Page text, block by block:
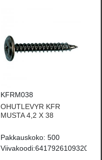
KFRM038
OHUTLEVYR KFR
MUSTA 4,2 X 38
Pakkauskoko: 500
Viivakoodi:6417926109320